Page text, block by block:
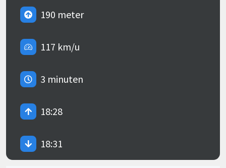
190 meter
117 km/u
3 minuten
18:28
18:31